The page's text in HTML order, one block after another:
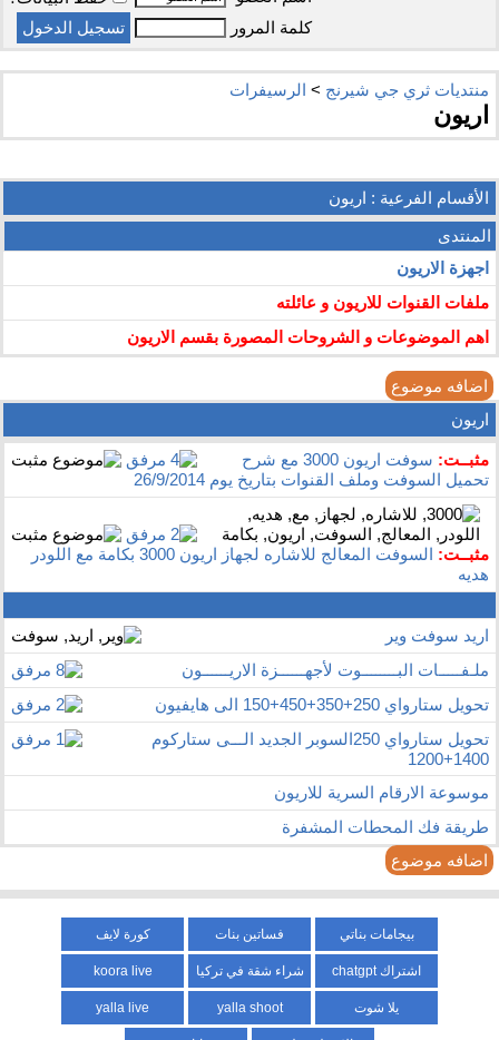
كلمة المرور
منتديات ثري جي شيرنج > الرسيفرات
اريون
الأقسام الفرعية : اريون
المنتدى
اجهزة الاريون
ملفات القنوات للاريون و عائلته
اهم الموضوعات و الشروحات المصورة بقسم الاريون
اضافه موضوع
اريون
مثبــت:
سوفت اريون 3000 مع شرح
تحميل السوفت وملف القنوات بتاريخ يوم 26/9/2014
مثبــت:
السوفت المعالج للاشاره لجهاز اريون 3000 بكامة مع اللودر
هديه
اريد سوفت وير
ملـفـــــات البــــــــوت لأجهــــــزة الاريــــــون
تحويل ستارواي 250+350+450+150 الى هايفيون
تحويل ستارواي 250السوبر الجديد الـــى ستاركوم
1400+1200
موسوعة الارقام السرية للاريون
طريقة فك المحطات المشفرة
اضافه موضوع
بيجامات بناتي فساتين بنات كورة لايف
اشتراك chatgpt شراء شقة في تركيا koora live
يلا شوت yalla shoot
yalla live